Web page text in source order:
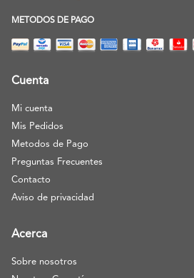
METODOS DE PAGO
Cuenta
Mi cuenta
Mis Pedidos
Metodos de Pago
Preguntas Frecuentes
Contacto
Aviso de privacidad
Acerca
Sobre nosotros